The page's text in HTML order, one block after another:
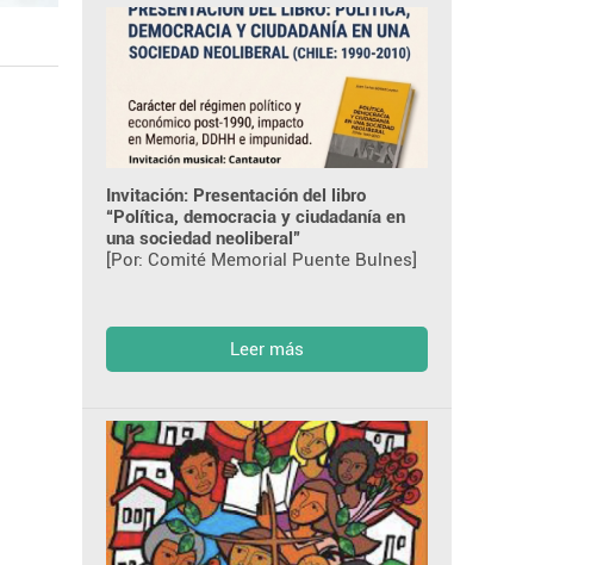
Invitación: Presentación del libro
“Política, democracia y ciudadanía en
una sociedad neoliberal”
[Por: Comité Memorial Puente Bulnes]
Leer más